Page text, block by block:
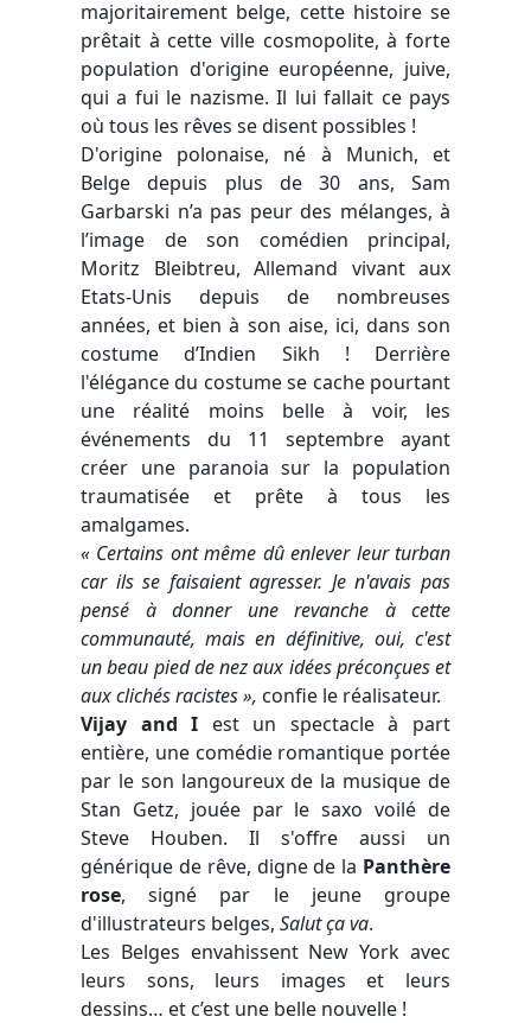
majoritairement belge, cette histoire se
prêtait à cette ville cosmopolite, à forte
population d'origine européenne, juive,
qui a fui le nazisme. Il lui fallait ce pays
où tous les rêves se disent possibles !
D'origine polonaise, né à Munich, et
Belge depuis plus de 30 ans, Sam
Garbarski n’a pas peur des mélanges, à
l’image de son comédien principal,
Moritz Bleibtreu, Allemand vivant aux
Etats-Unis depuis de nombreuses
années, et bien à son aise, ici, dans son
costume d’Indien Sikh ! Derrière
l'élégance du costume se cache pourtant
une réalité moins belle à voir, les
événements du 11 septembre ayant
créer une paranoia sur la population
traumatisée et prête à tous les
amalgames.
« Certains ont même dû enlever leur turban
car ils se faisaient agresser. Je n'avais pas
pensé à donner une revanche à cette
communauté, mais en définitive, oui, c'est
un beau pied de nez aux idées préconçues et
aux clichés racistes », confie le réalisateur.
Vijay and I est un spectacle à part
entière, une comédie romantique portée
par le son langoureux de la musique de
Stan Getz, jouée par le saxo voilé de
Steve Houben. Il s'offre aussi un
générique de rêve, digne de la Panthère
rose, signé par le jeune groupe
d'illustrateurs belges, Salut ça va.
Les Belges envahissent New York avec
leurs sons, leurs images et leurs
dessins… et c’est une belle nouvelle !